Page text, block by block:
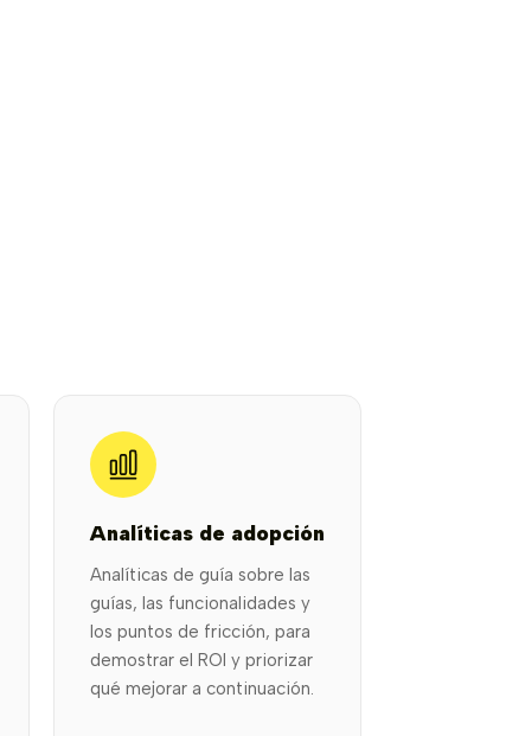
Analíticas de adopción
Analíticas de guía sobre las
guías, las funcionalidades y
los puntos de fricción, para
demostrar el ROI y priorizar
qué mejorar a continuación.